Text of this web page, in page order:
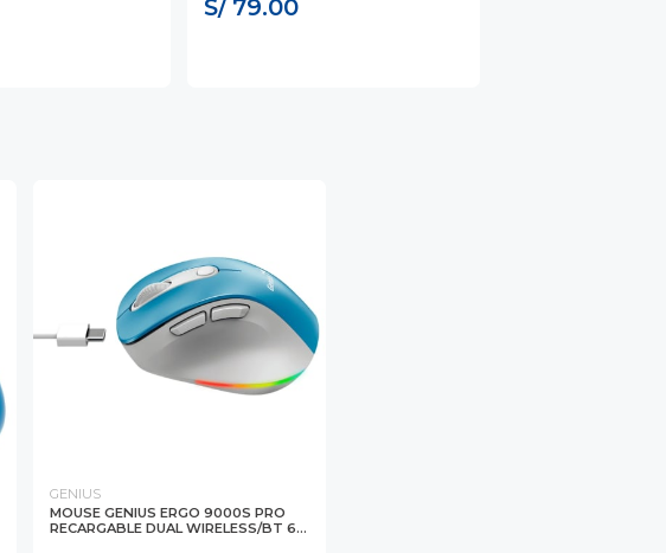
S/ 79.00
GENIUS
MOUSE GENIUS ERGO 9000S PRO
RECARGABLE DUAL WIRELESS/BT 6...